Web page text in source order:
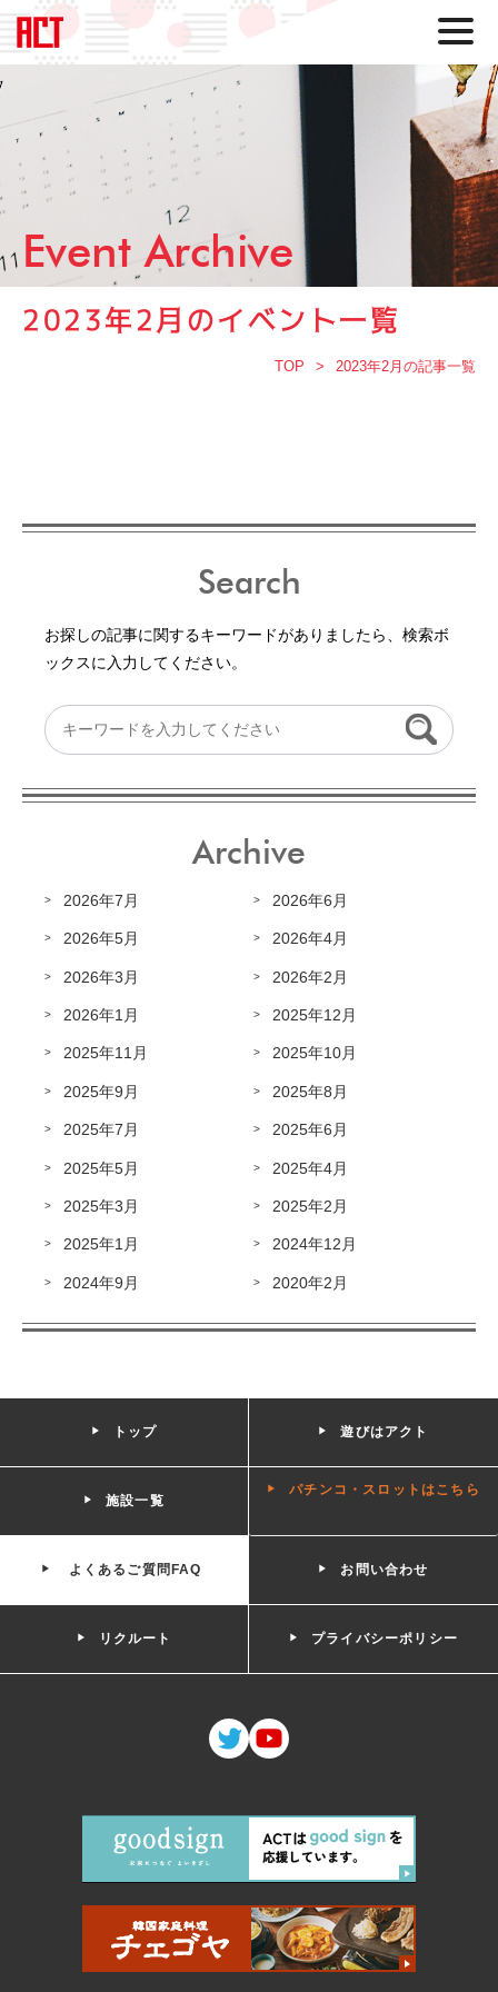
Event Archive
2023年2月のイベント一覧
TOP 2023年2月の記事一覧
Search
お探しの記事に関するキーワードがありましたら、検索ボ
ックスに入力してください。
Archive
2026年7月 2026年6月
2026年5月 2026年4月
2026年3月 2026年2月
2026年1月 2025年12月
2025年11月 2025年10月
2025年9月 2025年8月
2025年7月 2025年6月
2025年5月 2025年4月
2025年3月 2025年2月
2025年1月 2024年12月
2024年9月 2020年2月
トップ 遊びはアクト
施設一覧
パチンコ・スロットはこちら
よくあるご質問FAQ お問い合わせ
リクルート プライバシーポリシー